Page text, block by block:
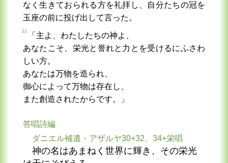
なく生きておられる方を礼拝し、自分たちの冠を
玉座の前に投げ出して言った。
11
「主よ、わたしたちの神よ、
あなたこそ、栄光と誉れと力とを受けるにふさわ
しい方。
あなたは万物を造られ、
御心によって万物は存在し、
また創造されたからです。」
答唱詩編
ダニエル補遺・アザルヤ30+32、34+栄唱
神の名はあまねく世界に輝き、その栄光